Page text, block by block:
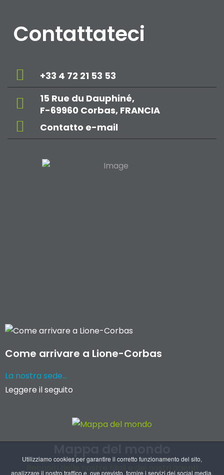
Utilizziamo cookies per garantire il corretto funzionamento del sito,
analizzare il nostro traffico e, ove previsto, fornire i servizi dei social media.
Contattateci
+33 4 72 21 53 53
15 Rue du Dauphiné,
F-69960 Corbas, FRANCIA
Contatto e-mail
Come arrivare a Lione-Corbas
La nostra sede...
Leggere il seguito